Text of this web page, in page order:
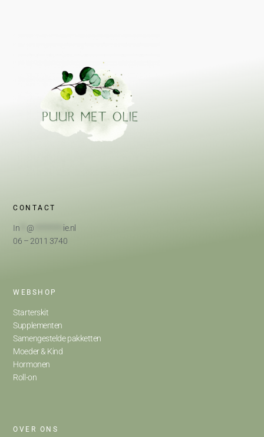
CONTACT
In @
ie.nl
06 – 2011 3740
WEBSHOP
Starterskit
Supplementen
Samengestelde pakketten
Moeder & Kind
Hormonen
Roll-on
OVER ONS